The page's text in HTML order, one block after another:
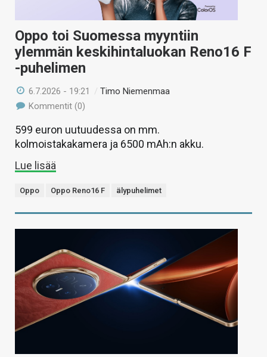
Oppo toi Suomessa myyntiin
ylemmän keskihintaluokan Reno16 F
-puhelimen
6.7.2026 - 19:21 /Timo Niemenmaa
Kommentit (0)
599 euron uutuudessa on mm.
kolmoistakakamera ja 6500 mAh:n akku.
Lue lisää
Oppo Oppo Reno16 F älypuhelimet